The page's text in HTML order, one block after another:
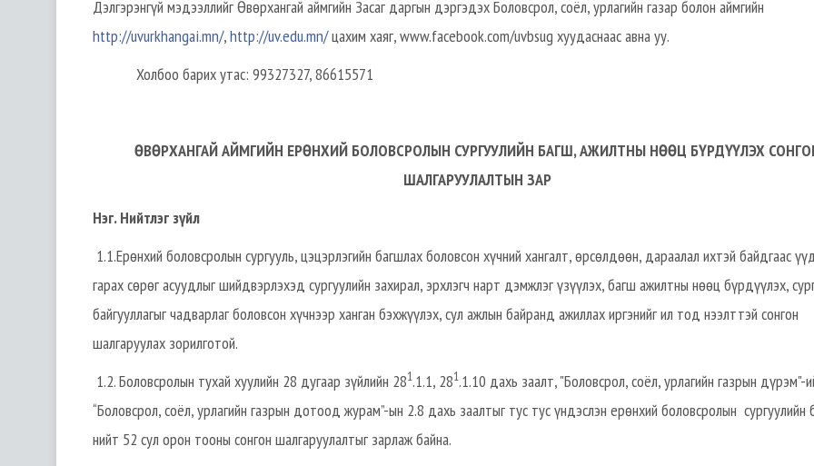
Дэлгэрэнгүй мэдээллийг Өвөрхангай аймгийн Засаг даргын дэргэдэх Боловсрол, соёл, урлагийн газар болон аймгийн
http://uvurkhangai.mn/,http://uv.edu.mn/цахим хаяг, www.facebook.com/uvbsug хуудаснаас авна уу.
Холбоо барих утас: 99327327, 86615571
ӨВӨРХАНГАЙ АЙМГИЙН ЕРӨНХИЙ БОЛОВСРОЛЫН СУРГУУЛИЙН БАГШ, АЖИЛТНЫ НӨӨЦ БҮРДҮҮЛЭХ
ШАЛГАРУУЛАЛТЫН ЗАР
Нэг. Нийтлэг зүйл
1.1.Ерөнхий боловсролын сургууль, цэцэрлэгийн багшлах боловсон хүчний хангалт, өрсөлдөөн, дараалал ихтэй байдгаас
гарах сөрөг асуудлыг шийдвэрлэхэд сургуулийн захирал, эрхлэгч нарт дэмжлэг үзүүлэх, багш ажилтны нөөц бүрдүүлэх,
байгууллагыг чадварлаг боловсон хүчнээр ханган бэхжүүлэх, сул ажлын байранд ажиллах иргэнийг ил тод нээлттэй сонгон
шалгаруулах зорилготой.
1.2. Боловсролын тухай хуулийн 28 дугаар зүйлийн 281.1.1, 281.1.10 дахь заалт, "Боловсрол, соёл, урлагийн газрын дүрэм"-
“Боловсрол, соёл, урлагийн газрын дотоод журам”-ын 2.8 дахь заалтыг тус тус үндэслэн ерөнхий боловсролын сургуулийн
нийт 52 сул орон тооны сонгон шалгаруулалтыг зарлаж байна.